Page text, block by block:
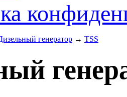
генератор → TSS